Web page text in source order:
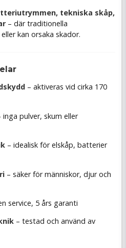
tekniska skåp,
– där traditionella
kan orsaka skador.
– aktiveras vid cirka 170
inga pulver, skum eller
– idealisk för elskåp, batterier
– säker för människor, djur och
service, 5 års garanti
– testad och använd av